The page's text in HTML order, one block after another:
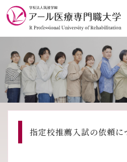
指定校推薦入試の依頼に